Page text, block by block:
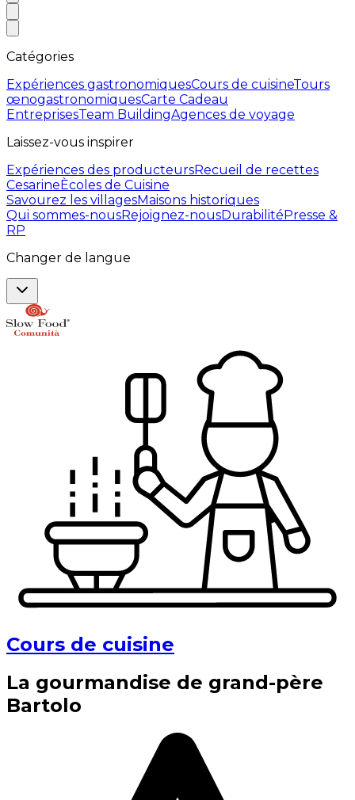
Catégories
Expériences gastronomiquesCours de cuisineTours
œnogastronomiquesCarte Cadeau
EntreprisesTeam BuildingAgences de voyage
Laissez-vous inspirer
Expériences des producteursRecueil de recettes
CesarineÈcoles de Cuisine
Savourez les villagesMaisons historiques
Qui sommes-nousRejoignez-nousDurabilitéPresse &
RP
Changer de langue
Cours de cuisine
La gourmandise de grand-père
Bartolo